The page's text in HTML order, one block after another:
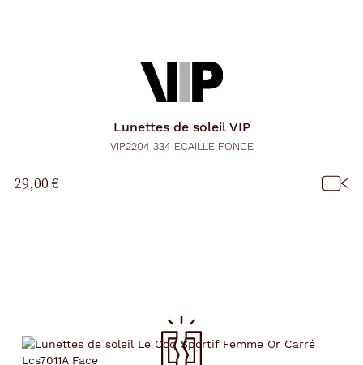
Lunettes de soleil VIP
VIP2204 334 ECAILLE FONCE
29,00 €